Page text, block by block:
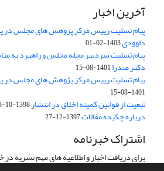
آخرین اخبار
پیام تسلیت رییس مرکز پژوهش های مجلس در
داوودی1403-02-01
پیام تسلیت سردبیر مجله مجلس و راهبرد به
دکتر صدرا1401-08-15
پیام تسلیت رییس مرکز پژوهش های مجلس
1401-08-15
تبعیت از قوانین کمیته اخلاق در انتشار1398-10-23
درباره چکیده مقالات1397-12-27
اشتراک خبرنامه
برای دریافت اخبار و اطلاعیه های مهم نشریه